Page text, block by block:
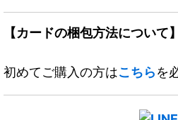
【カードの梱包方法について】
初めてご購入の方はこちらを